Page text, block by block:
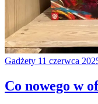
Gadżety 11 czerwca
Co nowego w